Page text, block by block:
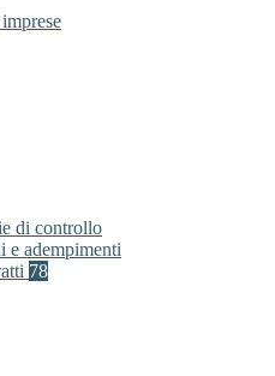
di controllo
e adempimenti
78